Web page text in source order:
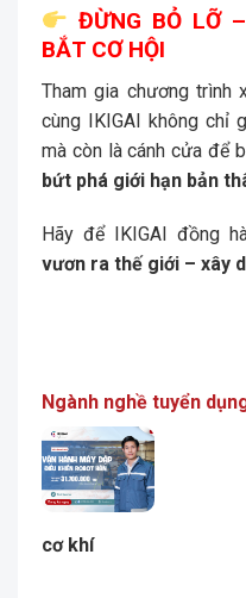
ĐỪNG BỎ LỠ
BẮT CƠ HỘI
Tham gia chương trình
cùng IKIGAI không chỉ
mà còn là cánh cửa để
bứt phá giới hạn bản
Hãy để IKIGAI đồng
vươn ra thế giới – xây
Ngành nghề tuyển
cơ khí